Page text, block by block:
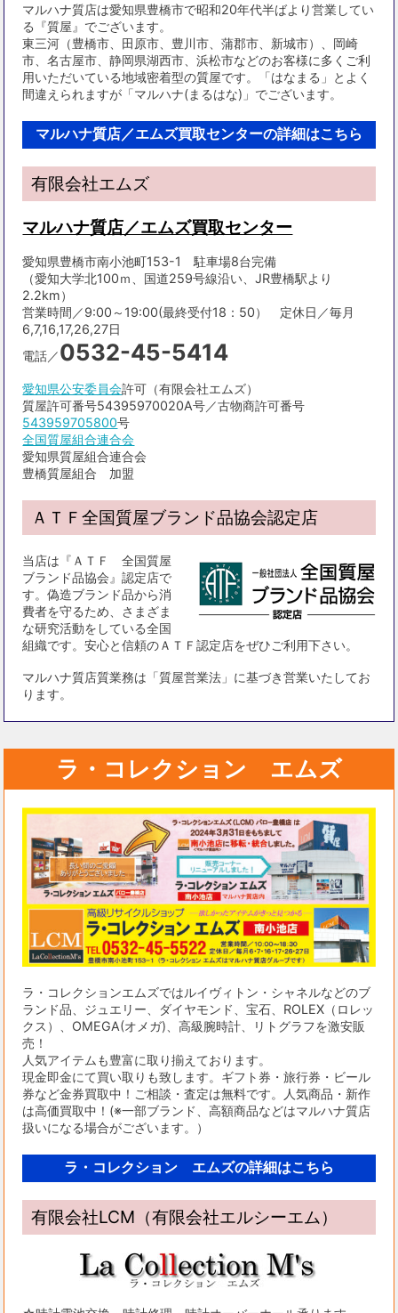
マルハナ質店は愛知県豊橋市で昭和20年代半ばより営業してい
る『質屋』でございます。
東三河（豊橋市、田原市、豊川市、蒲郡市、新城市）、岡崎
市、名古屋市、静岡県湖西市、浜松市などのお客様に多くご利
用いただいている地域密着型の質屋です。「はなまる」とよく
間違えられますが「マルハナ(まるはな)」でございます。
マルハナ質店／エムズ買取センターの詳細はこちら
有限会社エムズ
マルハナ質店／エムズ買取センター
愛知県豊橋市南小池町153-1 駐車場8台完備
（愛知大学北100ｍ、国道259号線沿い、JR豊橋駅より
2.2km）
営業時間／9:00～19:00(最終受付18：50） 定休日／毎月
6,7,16,17,26,27日
電話／0532-45-5414
愛知県公安委員会許可（有限会社エムズ）
質屋許可番号54395970020A号／古物商許可番号
543959705800号
全国質屋組合連合会
愛知県質屋組合連合会
豊橋質屋組合 加盟
ＡＴＦ全国質屋ブランド品協会認定店
当店は『ＡＴＦ 全国質屋
ブランド品協会』認定店で
す。偽造ブランド品から消
費者を守るため、さまざま
な研究活動をしている全国
組織です。安心と信頼のＡＴＦ認定店をぜひご利用下さい。
マルハナ質店質業務は「質屋営業法」に基づき営業いたしてお
ります。
ラ・コレクション エムズ
ラ・コレクションエムズではルイヴィトン・シャネルなどのブ
ランド品、ジュエリー、ダイヤモンド、宝石、ROLEX（ロレッ
クス）、OMEGA(オメガ)、高級腕時計、リトグラフを激安販
売！
人気アイテムも豊富に取り揃えております。
現金即金にて買い取りも致します。ギフト券・旅行券・ビール
券など金券買取中！ご相談・査定は無料です。人気商品・新作
は高価買取中！(※一部ブランド、高額商品などはマルハナ質店
扱いになる場合がございます。）
ラ・コレクション エムズの詳細はこちら
有限会社LCM（有限会社エルシーエム）